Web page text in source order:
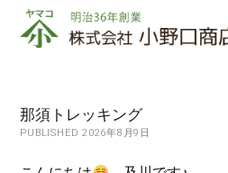
株
式
小
野
那須トレッキング
PUBLISHED 2026年8月9日